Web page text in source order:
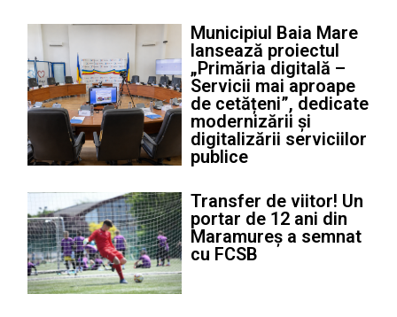
Municipiul Baia Mare
lansează proiectul
„Primăria digitală –
Servicii mai aproape
de cetățeni”, dedicate
modernizării și
digitalizării serviciilor
publice
Transfer de viitor! Un
portar de 12 ani din
Maramureș a semnat
cu FCSB